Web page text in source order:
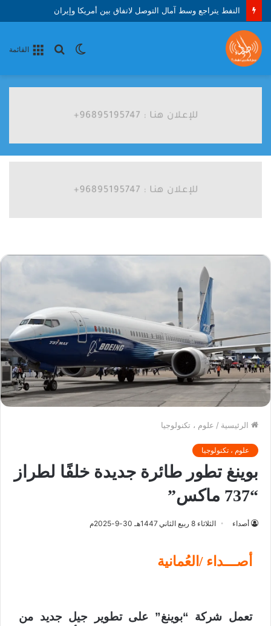
النفط يتراجع وسط آمال التوصل لاتفاق بين أمريكا وإيران
القائمة
بحث الوضع
الرئيسية / علوم ، تكنولوجيا
علوم ، تكنولوجيا
بوينغ تطور طائرة جديدة خلفًا لطراز
“737 ماكس”
أصداء الثلاثاء 8 ربيع الثاني 1447هـ 30-9-2025م
أصـــداء /العُمانية
تعمل شركة “بوينغ” على تطوير جيل جديد من